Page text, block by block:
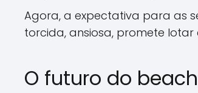
Agora, a expectativa para as
torcida, ansiosa, promete
O futuro do